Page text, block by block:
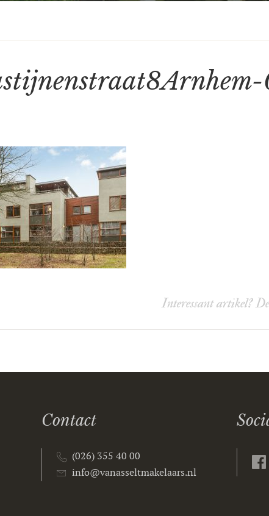
Interessant artikel?
Contact
(026) 355 40 00
info@vanasseltmakelaars.nl